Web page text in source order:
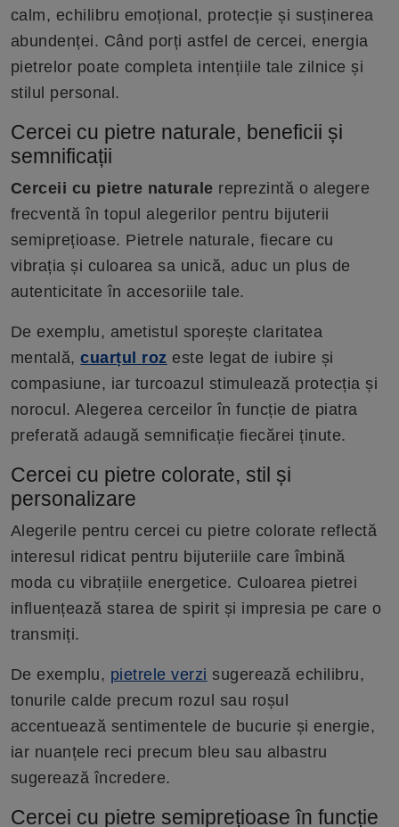
calm, echilibru emoțional, protecție și susținerea
abundenței. Când porți astfel de cercei, energia
pietrelor poate completa intențiile tale zilnice și
stilul personal.
Cercei cu pietre naturale, beneficii și
semnificații
Cerceii cu pietre naturale reprezintă o alegere
frecventă în topul alegerilor pentru bijuterii
semiprețioase. Pietrele naturale, fiecare cu
vibrația și culoarea sa unică, aduc un plus de
autenticitate în accesoriile tale.
De exemplu, ametistul sporește claritatea
mentală,cuarțul roz este legat de iubire și
compasiune, iar turcoazul stimulează protecția și
norocul. Alegerea cerceilor în funcție de piatra
preferată adaugă semnificație fiecărei ținute.
Cercei cu pietre colorate, stil și
personalizare
Alegerile pentru cercei cu pietre colorate reflectă
interesul ridicat pentru bijuteriile care îmbină
moda cu vibrațiile energetice. Culoarea pietrei
influențează starea de spirit și impresia pe care o
transmiți.
De exemplu, pietrele verzi sugerează echilibru,
tonurile calde precum rozul sau roșul
accentuează sentimentele de bucurie și energie,
iar nuanțele reci precum bleu sau albastru
sugerează încredere.
Cercei cu pietre semiprețioase în funcție